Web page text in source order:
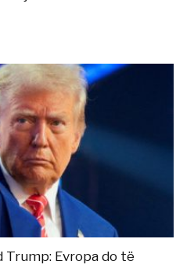
Trump: Evropa do të